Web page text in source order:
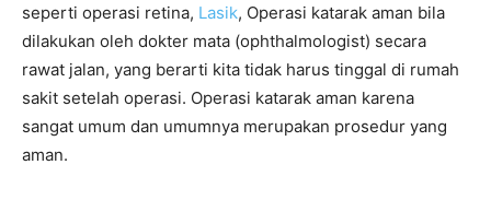
seperti operasi retina, Lasik, Operasi katarak aman bila
dilakukan oleh dokter mata (ophthalmologist) secara
rawat jalan, yang berarti kita tidak harus tinggal di rumah
sakit setelah operasi. Operasi katarak aman karena
sangat umum dan umumnya merupakan prosedur yang
aman.